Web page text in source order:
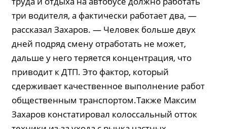
три водителя, а фактически работает два, —
рассказал Захаров. — Человек больше двух
дней подряд смену отработать не может,
дальше у него теряется концентрация, что
приводит к ДТП. Это фактор, который
сдерживает качественное выполнение работ
общественным транспортом.Также Максим
Захаров констатировал колоссальный отток